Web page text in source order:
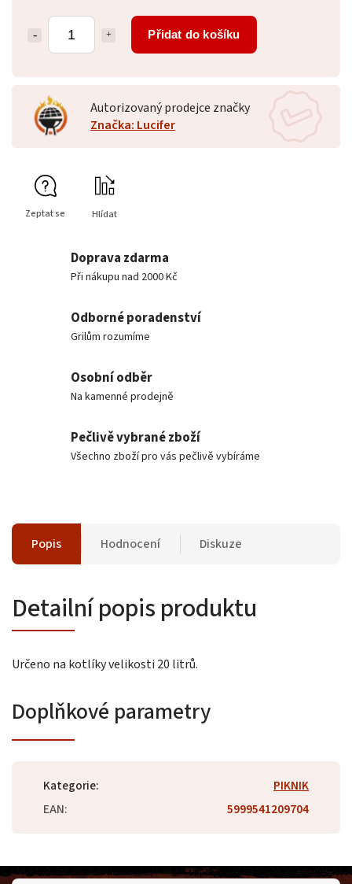
Přidat do košíku
Autorizovaný prodejce značky
Značka: Lucifer
Zeptat se Hlídat
Doprava zdarma
Při nákupu nad 2000 Kč
Odborné poradenství
Grilům rozumíme
Osobní odběr
Na kamenné prodejně
Pečlivě vybrané zboží
Všechno zboží pro vás pečlivě vybíráme
Popis Hodnocení Diskuze
Detailní popis produktu
Určeno na kotlíky velikosti 20 litrů.
Doplňkové parametry
Kategorie:
PIKNIK
EAN: 5999541209704